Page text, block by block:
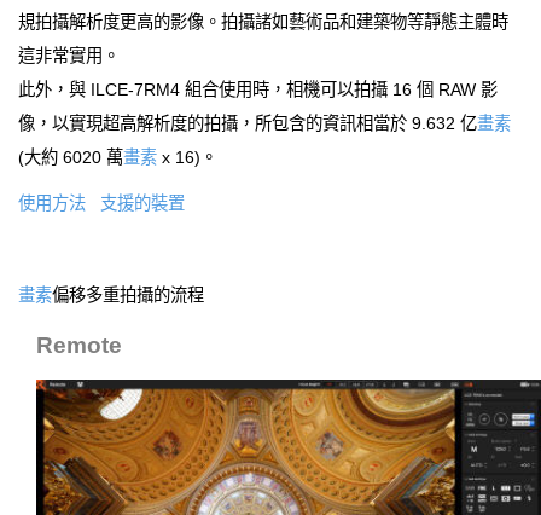
規拍攝解析度更高的影像。拍攝諸如藝術品和建築物等靜態主體時
這非常實用。
此外，與 ILCE-7RM4 組合使用時，相機可以拍攝 16 個 RAW 影
像，以實現超高解析度的拍攝，所包含的資訊相當於 9.632 亿畫素
(大約 6020 萬畫素 x 16)。
使用方法 支援的裝置
畫素偏移多重拍攝的流程
Remote